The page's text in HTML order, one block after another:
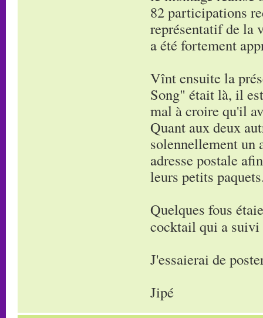
82 participations
représentatif de la
a été fortement
Vînt ensuite la
Song" était là, il
mal à croire qu'il
Quant aux deux
solennellement un
adresse postale
leurs petits
Quelques fous
cocktail qui a suivi
J'essaierai de
Jipé